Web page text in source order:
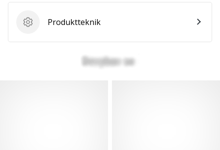
Produktteknik
Produktteknik